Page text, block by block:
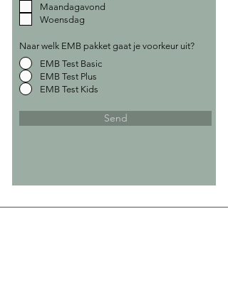
Maandagavond
Woensdag
Naar welk EMB pakket gaat je voorkeur uit?
EMB Test Basic
EMB Test Plus
EMB Test Kids
Send